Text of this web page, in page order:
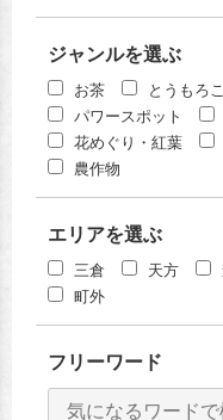
ジャンルを選ぶ
お茶 とうもろ
パワースポット
花めぐり・紅葉
農作物
エリアを選ぶ
三倉 天方
町外
フリーワード